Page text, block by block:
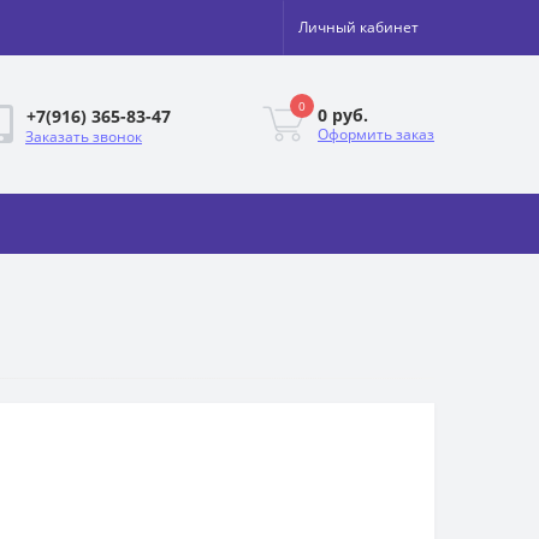
Личный кабинет
+7(916) 365-83-47
Заказать звонок
0 0 руб.
Оформить заказ